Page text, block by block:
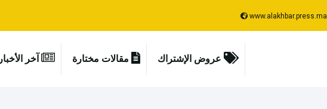
www.alakhbar.press.ma
آخر الأخبار مقالات مختارة عروض الإشتراك